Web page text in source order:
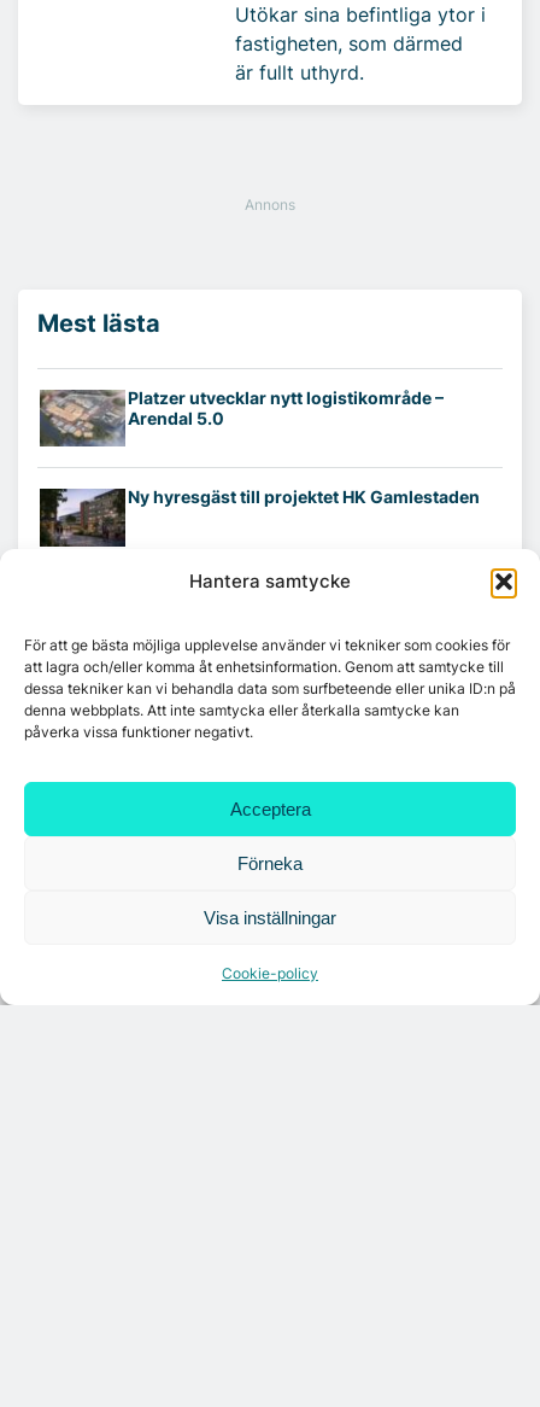
Hantera samtycke
För att ge bästa möjliga upplevelse använder vi tekniker som cookies för
att lagra och/eller komma åt enhetsinformation. Genom att samtycke till
dessa tekniker kan vi behandla data som surfbeteende eller unika ID:n på
denna webbplats. Att inte samtycka eller återkalla samtycke kan
påverka vissa funktioner negativt.
Acceptera
Förneka
Visa inställningar
Cookie-policy
Utökar sina befintliga ytor i
fastigheten, som därmed
är fullt uthyrd.
Mest lästa
Platzer utvecklar nytt logistikområde –
Arendal 5.0
Ny hyresgäst till projektet HK Gamlestaden
7A återöppnar mötesvåning på Vasagatan
Tandem Health flyttar till Kungsgatan